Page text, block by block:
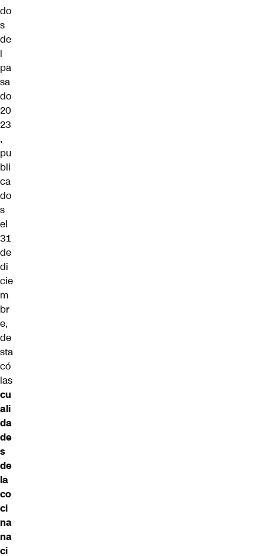
do
s
de
l
pa
sa
do
20
23
,
pu
bli
ca
do
s
el
31
de
di
cie
m
br
e,
de
sta
có
las
cu
ali
da
de
s
de
la
co
ci
na
na
ci